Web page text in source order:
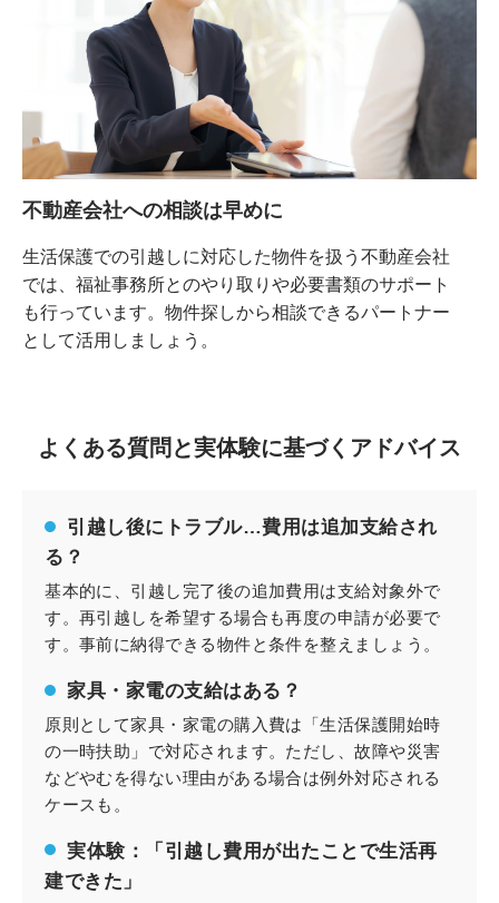
不動産会社への相談は早めに
生活保護での引越しに対応した物件を扱う不動産会社
では、福祉事務所とのやり取りや必要書類のサポート
も行っています。物件探しから相談できるパートナー
として活用しましょう。
よくある質問と実体験に基づくアドバイス
引越し後にトラブル…費用は追加支給され
る？
基本的に、引越し完了後の追加費用は支給対象外で
す。再引越しを希望する場合も再度の申請が必要で
す。事前に納得できる物件と条件を整えましょう。
家具・家電の支給はある？
原則として家具・家電の購入費は「生活保護開始時
の一時扶助」で対応されます。ただし、故障や災害
などやむを得ない理由がある場合は例外対応される
ケースも。
実体験：「引越し費用が出たことで生活再
建できた」